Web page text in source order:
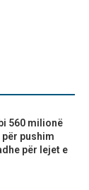
560 milionë
pushim
për lejet e